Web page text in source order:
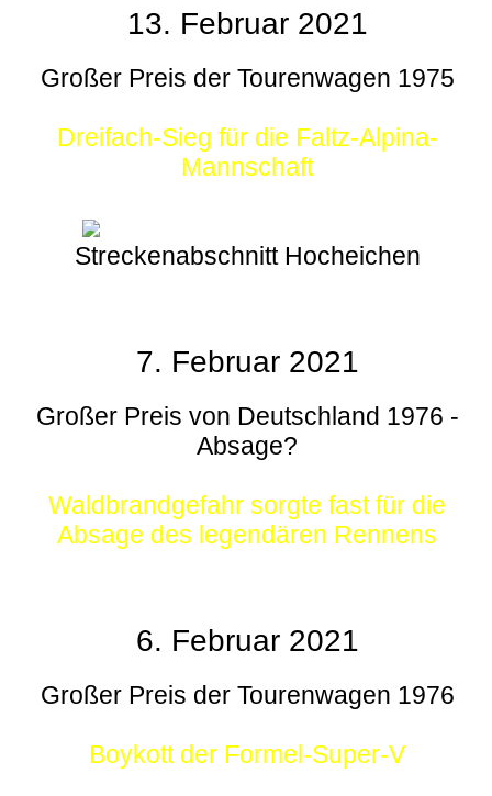
13. Februar 2021
Großer Preis der Tourenwagen 1975
Dreifach-Sieg für die Faltz-Alpina-
Mannschaft
Streckenabschnitt Hocheichen
7. Februar 2021
Großer Preis von Deutschland 1976 -
Absage?
Waldbrandgefahr sorgte fast für die
Absage des legendären Rennens
6. Februar 2021
Großer Preis der Tourenwagen 1976
Boykott der Formel-Super-V